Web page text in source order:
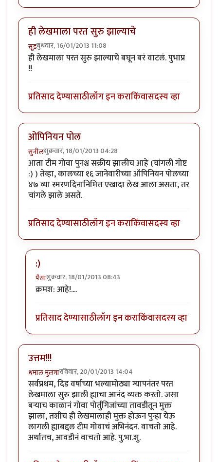
ही लेखमाला परत सुरु झाल्याचे
सूडबुधवार, 16/01/2013 11:08
ही लेखमाला परत सुरु झाल्याचे बघून बरं वाटलं. पुभाप्र
!!
प्रतिसाद देण्यासाठीलॉग इन कराकिंवासदस्य व्हा
ओपिनियन पोल
सुनीलशुक्रवार, 18/01/2013 04:28
आता टीम गोवा पुनश्च सक्रीय झालीच आहे (चांगली गोष्ट
:) ) तेव्हा, कालच्या १६ जानेवारीच्या ऑपिनियन पोलच्या
४७ व्या स्मरणदिनानिमित्त एखादा लेख आला असता, तर
चांगले झाले असते.
प्रतिसाद देण्यासाठीलॉग इन कराकिंवासदस्य व्हा
:)
पैसाशुक्रवार, 18/01/2013 08:43
In reply toओपिनियन पोल
क्रमश: आहे!....
प्रतिसाद देण्यासाठीलॉग इन कराकिंवासदस्य व्हा
उत्तम!!!
धमाल मुलगारविवार, 20/01/2013 14:04
सर्वप्रथम, दिड वर्षाच्या भल्यामोठ्या ग्यापनंतर परत
लेखमाला सुरु झाली ह्याचा आनंद व्यक्त करतो. जसा
बर्‍याच काळानं गोवा पोर्तुगिजांच्या तावडीतून मुक्त
झाला, तशीच ही लेखमालाही मुक्त होऊन पुन्हा येऊ
लागली ह्याबद्दल टीम गोवाचं अभिनंदन. वाचतो आहे.
अर्थातच, आवडीनं वाचतो आहे. पु.भा.शु.